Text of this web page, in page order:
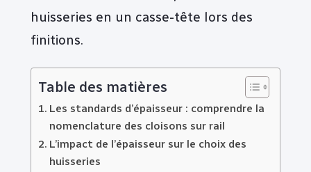
huisseries en un casse-tête lors des
finitions.
Table des matières
Les standards d’épaisseur : comprendre la
nomenclature des cloisons sur rail
L’impact de l’épaisseur sur le choix des
huisseries